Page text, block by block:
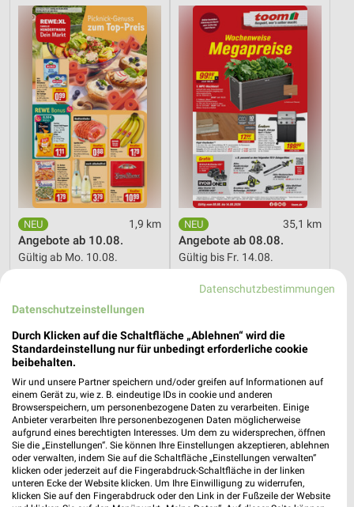
1,9 km
Angebote ab 10.08.
Gültig ab Mo. 10.08.
35,1 km
Angebote ab 08.08.
Gültig bis Fr. 14.08.
PENNY
Datenschutzbestimmungen
Datenschutzeinstellungen
Durch Klicken auf die Schaltfläche „Ablehnen“ wird die
Standardeinstellung nur für unbedingt erforderliche cookie
beibehalten.
Wir und unsere Partner speichern und/oder greifen auf Informationen auf
einem Gerät zu, wie z. B. eindeutige IDs in cookie und anderen
Browserspeichern, um personenbezogene Daten zu verarbeiten. Einige
Anbieter verarbeiten Ihre personenbezogenen Daten möglicherweise
aufgrund eines berechtigten Interesses. Um dem zu widersprechen, öffnen
Sie die „Einstellungen“. Sie können Ihre Einstellungen akzeptieren, ablehnen
oder verwalten, indem Sie auf die Schaltfläche „Einstellungen verwalten“
klicken oder jederzeit auf die Fingerabdruck-Schaltfläche in der linken
unteren Ecke der Website klicken. Um Ihre Einwilligung zu widerrufen,
klicken Sie auf den Fingerabdruck oder den Link in der Fußzeile der Website